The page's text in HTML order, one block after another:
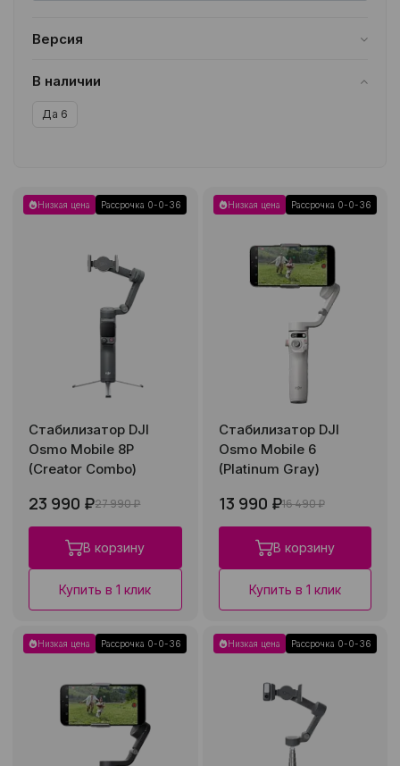
Версия
Все
В наличии
Да 6
Низкая цена Рассрочка 0-0-36
Стабилизатор DJI
Osmo Mobile 8P
(Creator Combo)
23 990 ₽27 990 ₽
В корзину
Купить в 1 клик
Низкая цена Рассрочка 0-0-36
Стабилизатор DJI
Osmo Mobile 6
(Platinum Gray)
13 990 ₽16 490 ₽
В корзину
Купить в 1 клик
Низкая цена Рассрочка 0-0-36 Низкая цена Рассрочка 0-0-36